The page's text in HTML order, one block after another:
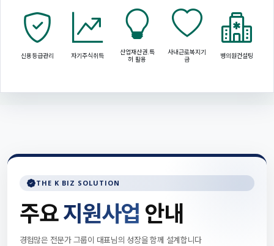
신용등급관리 자기주식취득
산업재산권.특
허 활용
사내근로복지기
금
병의원컨설팅
THE K BIZ SOLUTION
주요지원사업 안내
경험많은 전문가 그룹이 대표님의 성장을 함께 설계합니다